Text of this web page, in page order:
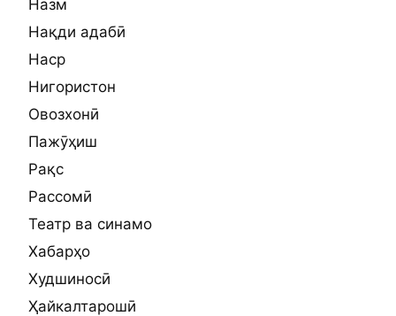
Назм
Нақди адабӣ
Наср
Нигористон
Овозхонӣ
Пажӯҳиш
Рақс
Рассомӣ
Театр ва синамо
Хабарҳо
Худшиносӣ
Ҳайкалтарошӣ